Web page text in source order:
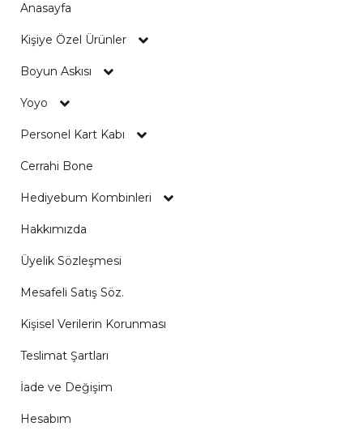
Anasayfa
Kişiye Özel Ürünler
Boyun Askısı
Yoyo
Personel Kart Kabı
Cerrahi Bone
Hediyebum Kombinleri
Hakkımızda
Üyelik Sözleşmesi
Mesafeli Satış Söz.
Kişisel Verilerin Korunması
Teslimat Şartları
İade ve Değişim
Hesabım